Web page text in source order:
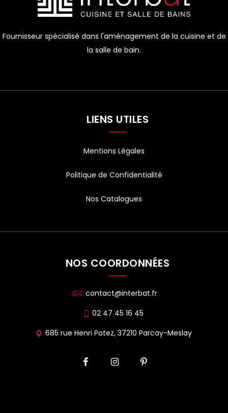
Fournisseur spécialisé dans l'aménagement de la cuisine et de
la salle de bain.
LIENS UTILES
Mentions Légales
Politique de Confidentialité
Nos Catalogues
NOS COORDONNÉES
contact@interbat.fr
02 47 45 16 45
685 rue Henri Potez, 37210 Parcay-Meslay